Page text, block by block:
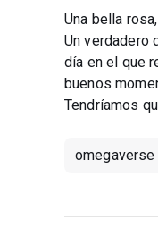
Una bella
Un verdadero
día en el que
buenos
Tendríamos
omegaverse